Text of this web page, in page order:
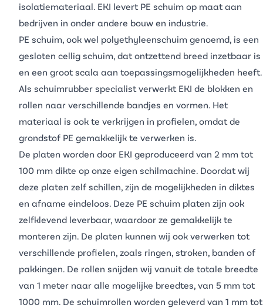
isolatiemateriaal. EKI levert PE schuim op maat aan
bedrijven in onder andere bouw en industrie.
PE schuim, ook wel polyethyleenschuim genoemd, is een
gesloten cellig schuim, dat ontzettend breed inzetbaar is
en een groot scala aan toepassingsmogelijkheden heeft.
Als schuimrubber specialist verwerkt EKI de blokken en
rollen naar verschillende bandjes en vormen. Het
materiaal is ook te verkrijgen in profielen, omdat de
grondstof PE gemakkelijk te verwerken is.
De platen worden door EKI geproduceerd van 2 mm tot
100 mm dikte op onze eigen schilmachine. Doordat wij
deze platen zelf schillen, zijn de mogelijkheden in diktes
en afname eindeloos. Deze PE schuim platen zijn ook
zelfklevend leverbaar, waardoor ze gemakkelijk te
monteren zijn. De platen kunnen wij ook verwerken tot
verschillende profielen, zoals ringen, stroken, banden of
pakkingen. De rollen snijden wij vanuit de totale breedte
van 1 meter naar alle mogelijke breedtes, van 5 mm tot
1000 mm. De schuimrollen worden geleverd van 1 mm tot